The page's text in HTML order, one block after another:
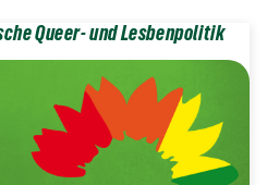
Queer- und Lesbenpolitik